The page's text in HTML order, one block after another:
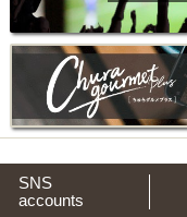
SNS
accounts